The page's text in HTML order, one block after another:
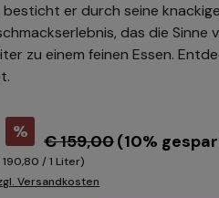
besticht er durch seine
das die
zu einem feinen Essen.
% € 159,00(10%
/ 1 Liter)
Versandkosten